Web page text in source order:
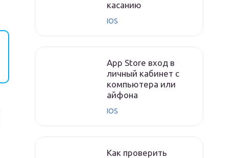
касанию
IOS
App Store вход в
личный кабинет с
компьютера или
айфона
IOS
Как проверить